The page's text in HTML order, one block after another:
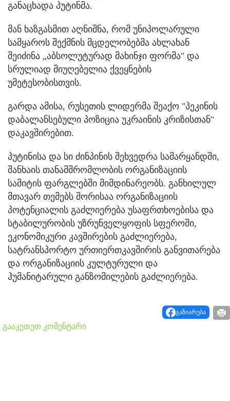
განაცხადა პუტინმა.
მან ხაზგასმით აღნიშნა, რომ უნიპოლარული
სამყაროს შექმნის მცდელობებმა ახლახან
შეიძინა „აბსოლუტურად მახინჯი ფორმა" და
სრულიად მიუღებელია ქვეყნების
უმეტესობისთვის.
გარდა ამისა, რუსეთის ლიდერმა შეაქო "პეკინის
დაბალანსებული პოზიცია უკრაინის კრიზისთან"
დაკავშირებით.
პუტინისა და სი ძინპინის შეხვედრა სამარყანდში,
შანხაის თანამშრომლობის ორგანიზაციის
სამიტის ფარგლებში მიმდინარეობს. განხილულ
მთავარ თემებს შორისაა ორგანიზაციის
პოტენციალის გაძლიერება უსაფრთხოებისა და
სტაბილურობის უზრუნველყოფის სფეროში,
ეკონომიკური კავშირების გაძლიერება,
სატრანსპორტო ურთიერთკავშირის განვითარება
და ორგანიზაციის კულტურული და
ჰუმანიტარული განზომილების გაძლიერება.
გაზიარება
გააკეთეთ კომენტარი